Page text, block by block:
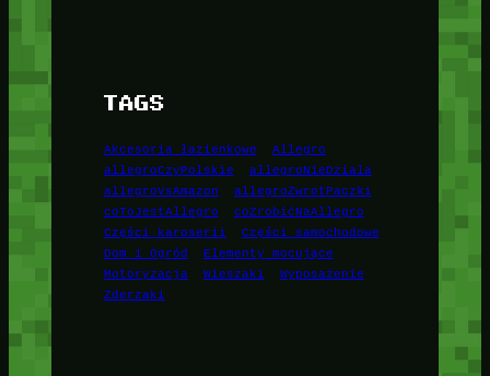
TAGS
Akcesoria łazienkowe
Allegro
allegroCzyPolskie
allegroNieDziala
allegroVsAmazon
allegroZwrotPaczki
coToJestAllegro
coZrobićNaAllegro
Części karoserii
Części samochodowe
Dom i Ogród
Elementy mocujące
Motoryzacja
Wieszaki
Wyposażenie
Zderzaki